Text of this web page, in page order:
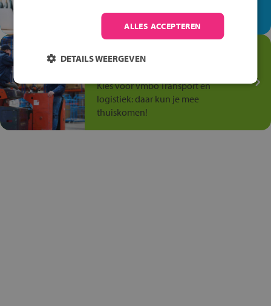
anders is!
Transport en Logistiek
Kies voor vmbo Transport en
logistiek: daar kun je mee
thuiskomen!
ALLES ACCEPTEREN
DETAILS WEERGEVEN